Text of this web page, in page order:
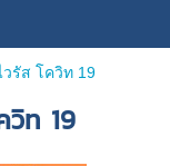
รัส โควิท 19
วิท 19